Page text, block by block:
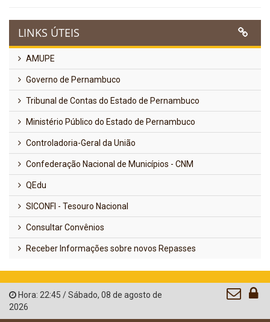
LINKS ÚTEIS
AMUPE
Governo de Pernambuco
Tribunal de Contas do Estado de Pernambuco
Ministério Público do Estado de Pernambuco
Controladoria-Geral da União
Confederação Nacional de Municípios - CNM
QEdu
SICONFI - Tesouro Nacional
Consultar Convênios
Receber Informações sobre novos Repasses
Hora: 22:45 /Sábado, 08 de agosto de
2026